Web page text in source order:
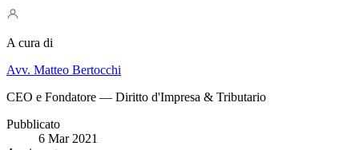
A cura di
Avv. Matteo Bertocchi
CEO e Fondatore — Diritto d'Impresa & Tributario
Pubblicato
6 Mar 2021